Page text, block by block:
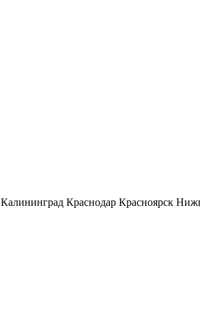
Калининград Краснодар Красноярск